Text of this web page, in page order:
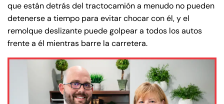
que están detrás del tractocamión a menudo no pueden
detenerse a tiempo para evitar chocar con él, y el
remolque deslizante puede golpear a todos los autos
frente a él mientras barre la carretera.